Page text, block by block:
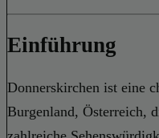
Einführung
Donnerskirchen ist eine
Burgenland, Österreich,